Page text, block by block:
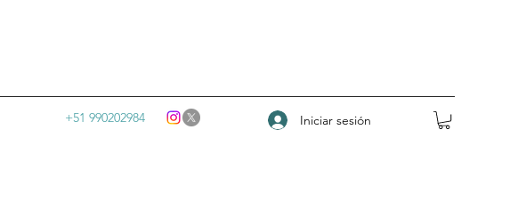
+51 990202984 Iniciar sesión